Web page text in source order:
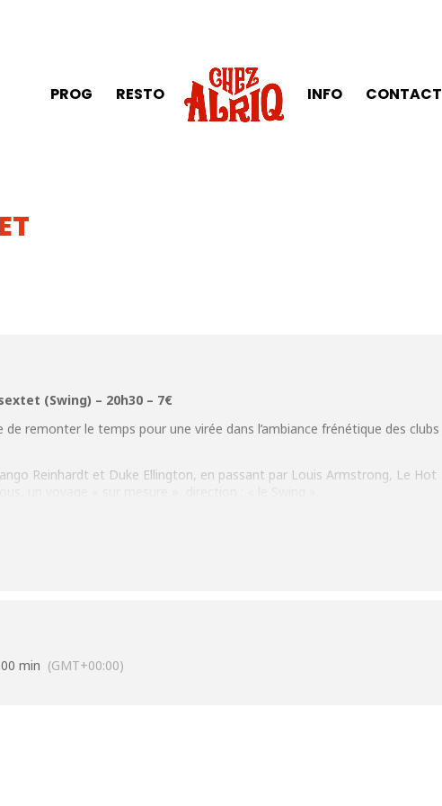
PROG RESTO INFO CONTACT
(Swing) – 20h30 – 7€
remonter le temps pour une virée dans l’ambiancefrénétique des clubs
Reinhardt et Duke Ellington, en passant par LouisArmstrong, Le Hot
min (GMT+00:00)